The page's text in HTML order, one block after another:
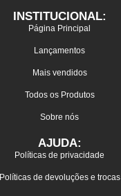
INSTITUCIONAL:
Página Principal
Lançamentos
Mais vendidos
Todos os Produtos
Sobre nós
AJUDA:
Políticas de privacidade
Políticas de devoluções e trocas